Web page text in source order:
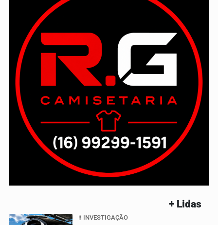
+ Lidas
INVESTIGAÇÃO